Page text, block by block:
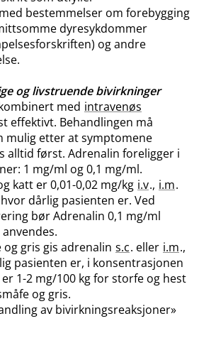
bestemmelser om forebygging
dyresykdommer
og andre
og livstruende bivirkninger
med intravenøs
effektivt. Behandlingen må
mulig etter at symptomene
alltid først. Adrenalin foreligger i
1 mg/ml og 0,1 mg​/​ml.
katt er 0,01-0,02 mg/kg i.v., i.m.
dårlig pasienten er. Ved
bør Adrenalin 0,1 mg/ml
gris gis adrenalin s.c. eller i.m.,
pasienten er, i konsentrasjonen
1-2 mg/100 kg for storfe og hest
og gris.
av bivirkningsreaksjoner»